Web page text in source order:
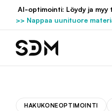
Hyppää
sisältöön
AI-optimointi: Löydy ja
>> Nappaa uunituore
HAKUKONEOPTIMOINTI